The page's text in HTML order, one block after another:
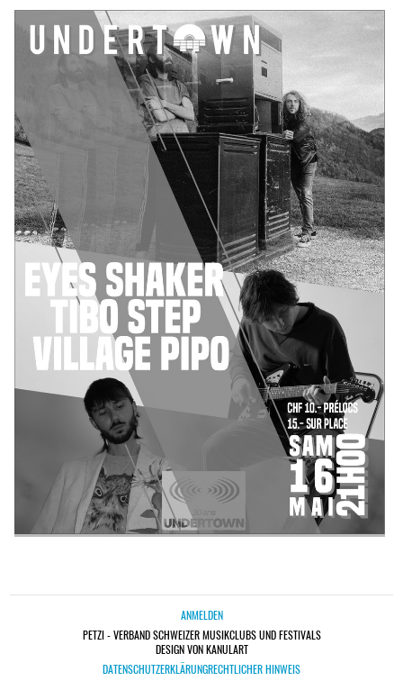
ANMELDEN
PETZI - VERBAND SCHWEIZER MUSIKCLUBS UND FESTIVALS
DESIGN VON KANULART
DATENSCHUTZERKLÄRUNGRECHTLICHER HINWEIS